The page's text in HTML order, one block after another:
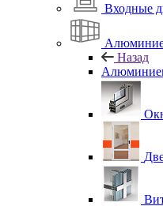
Входные
Назад